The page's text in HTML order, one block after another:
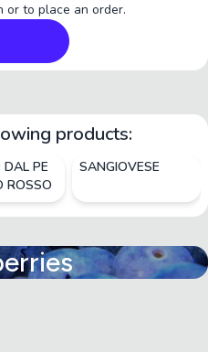
or to place an order.
products:
DAL PE
ROSSO
SANGIOVESE